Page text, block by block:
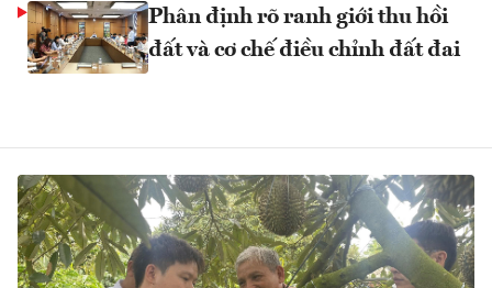
Phân định rõ ranh giới thu hồi
đất và cơ chế điều chỉnh đất đai